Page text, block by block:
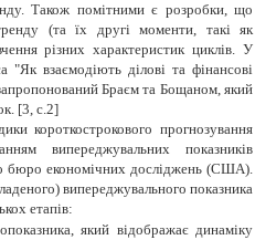
Також помітними є розробки, що
(та їх другі моменти, такі як
різних характеристик циклів. У
"Як взаємодіють ділові та фінансові
Браєм та Бощаном, який
[3, с.2]
короткострокового прогнозування
випереджувальних показників
бюро економічних досліджень (США).
випереджувального показника
етапів:
який відображає динаміку